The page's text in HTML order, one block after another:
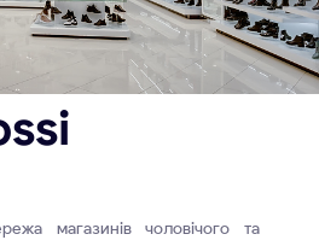
магазинів чоловічого та